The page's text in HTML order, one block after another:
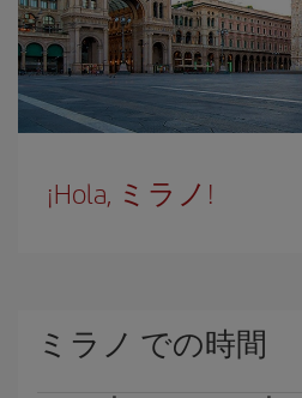
¡Hola, ミラノ!
ミラノ での時間